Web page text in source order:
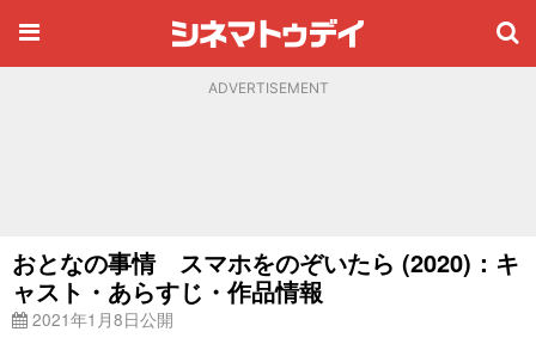
ADVERTISEMENT
おとなの事情 スマホをのぞいたら (2020)：キ
ャスト・あらすじ・作品情報
2021年1月8日公開